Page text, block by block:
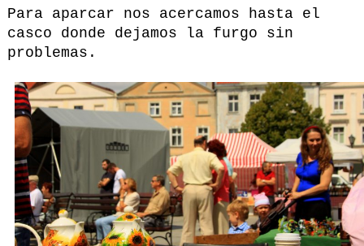
Para aparcar nos acercamos hasta el
casco donde dejamos la furgo sin
problemas.